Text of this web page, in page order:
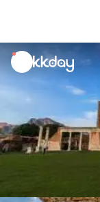
unread
notifications